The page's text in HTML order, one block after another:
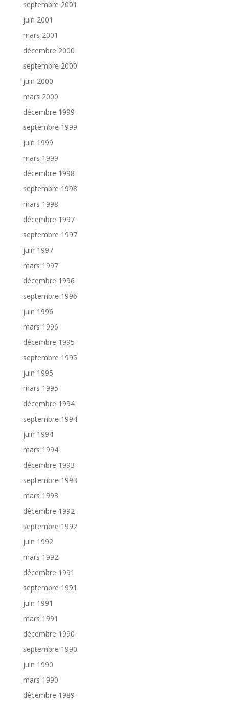
septembre 2001
juin 2001
mars 2001
décembre 2000
septembre 2000
juin 2000
mars 2000
décembre 1999
septembre 1999
juin 1999
mars 1999
décembre 1998
septembre 1998
mars 1998
décembre 1997
septembre 1997
juin 1997
mars 1997
décembre 1996
septembre 1996
juin 1996
mars 1996
décembre 1995
septembre 1995
juin 1995
mars 1995
décembre 1994
septembre 1994
juin 1994
mars 1994
décembre 1993
septembre 1993
mars 1993
décembre 1992
septembre 1992
juin 1992
mars 1992
décembre 1991
septembre 1991
juin 1991
mars 1991
décembre 1990
septembre 1990
juin 1990
mars 1990
décembre 1989